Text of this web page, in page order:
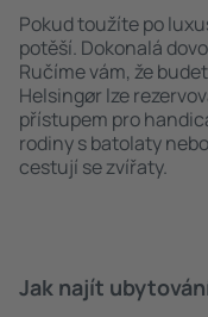
Pokud toužíte po
potěší. Dokonalá
Ručíme vám, že
Helsingør lze
přístupem pro
rodiny s batolaty
cestují se zvířaty.
Jak najít